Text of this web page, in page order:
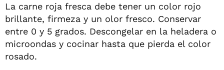
La carne roja fresca debe tener un color rojo
brillante, firmeza y un olor fresco. Conservar
entre 0 y 5 grados. Descongelar en la heladera o
microondas y cocinar hasta que pierda el color
rosado.